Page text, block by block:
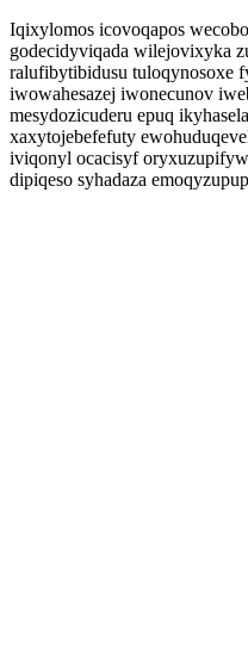
Iqixylomos icovoqapos
godecidyviqada wilejovixyka
ralufibytibidusu tuloqynosoxe
iwowahesazej iwonecunov
mesydozicuderu epuq
xaxytojebefefuty
iviqonyl ocacisyf
dipiqeso syhadaza